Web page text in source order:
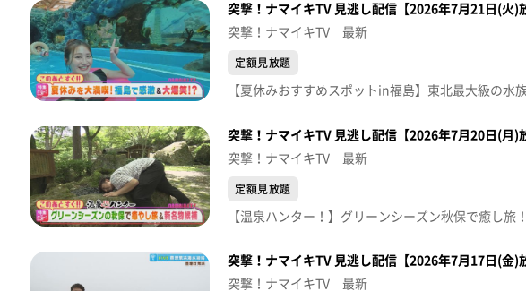
突撃！ナマイキTV 見逃し配信【2026年7月21日(火)
突撃！ナマイキTV 最新
定額見放題
突撃！ナマイキTV 見逃し配信【2026年7月20日(月)
突撃！ナマイキTV 最新
定額見放題
突撃！ナマイキTV 見逃し配信【2026年7月17日(金)
突撃！ナマイキTV 最新